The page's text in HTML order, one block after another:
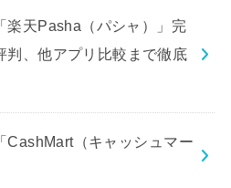
楽天Pasha（パシャ）」完
判、他アプリ比較まで徹底
CashMart（キャッシュマー